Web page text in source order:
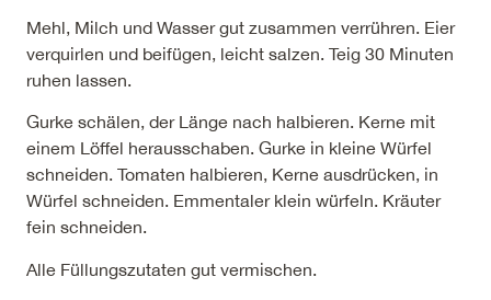
Mehl, Milch und Wasser gut zusammen verrühren. Eier
verquirlen und beifügen, leicht salzen. Teig 30 Minuten
ruhen lassen.
Gurke schälen, der Länge nach halbieren. Kerne mit
einem Löffel herausschaben. Gurke in kleine Würfel
schneiden. Tomaten halbieren, Kerne ausdrücken, in
Würfel schneiden. Emmentaler klein würfeln. Kräuter
fein schneiden.
Alle Füllungszutaten gut vermischen.